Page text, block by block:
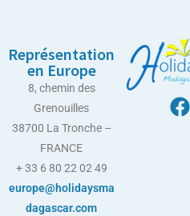
Représentation
en Europe
8, chemin des
Grenouilles
38700 La Tronche –
FRANCE
+ 33 6 80 22 02 49
europe@holidaysma
dagascar.com